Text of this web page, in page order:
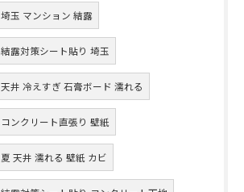
埼玉 マンション 結露
結露対策シート貼り 埼玉
天井 冷えすぎ 石膏ボード 濡れる
コンクリート直張り 壁紙
夏 天井 濡れる 壁紙 カビ